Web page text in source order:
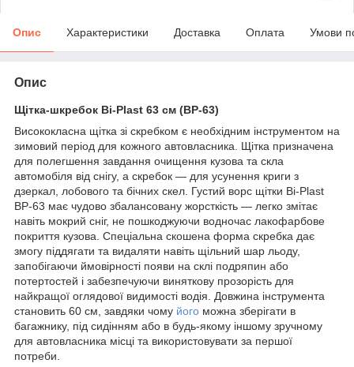
Опис Характеристики Доставка Оплата Умови
Опис
Щітка-шкребок Bi-Plast 63 см (ВР-63)
Висококласна щітка зі скребком є необхідним інструментом на
зимовий період для кожного автовласника. Щітка призначена
для полегшення завдання очищення кузова та скла
автомобіля від снігу, а скребок — для усунення криги з
дзеркал, лобового та бічних скел. Густий ворс щітки Bi-Plast
BP-63 має чудово збалансовану жорсткість — легко змітає
навіть мокрий сніг, не пошкоджуючи водночас лакофарбове
покриття кузова. Спеціальна скошена форма скребка дає
змогу піддягати та видаляти навіть щільний шар льоду,
запобігаючи ймовірності появи на склі подряпин або
потертостей і забезпечуючи виняткову прозорість для
найкращої оглядової видимості водія. Довжина інструмента
становить 60 см, завдяки чому його можна зберігати в
багажнику, під сидінням або в будь-якому іншому зручному
для автовласника місці та використовувати за першої
потреби.